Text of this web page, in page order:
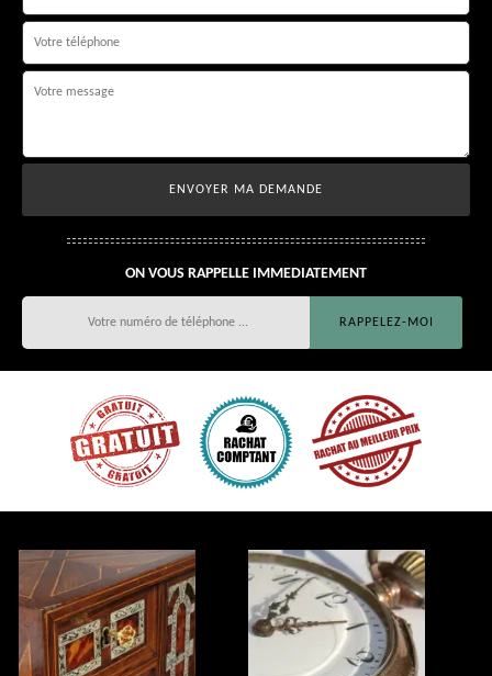
ON VOUS RAPPELLE IMMEDIATEMENT